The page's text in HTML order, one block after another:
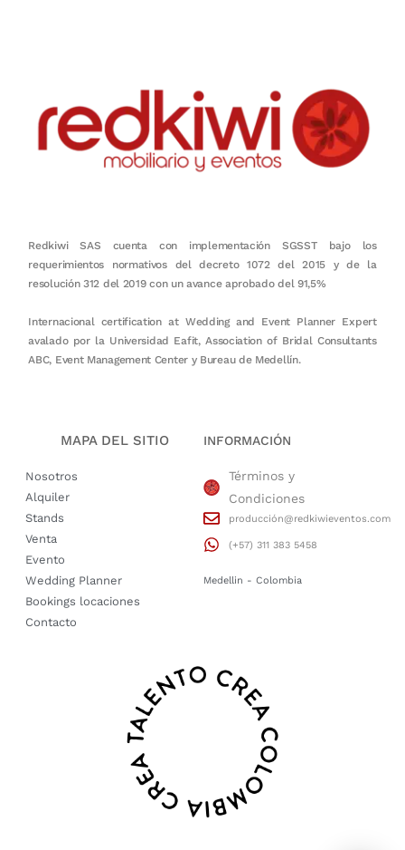
Redkiwi SAS cuenta con implementación SGSST bajo los
requerimientos normativos del decreto 1072 del 2015 y de la
resolución 312 del 2019 con un avance aprobado del 91,5%
Internacional certification at Wedding and Event Planner Expert
avalado por la Universidad Eafit, Association of Bridal Consultants
ABC, Event Management Center y Bureau de Medellín.
MAPA DEL SITIO
Nosotros
Alquiler
Stands
Venta
Evento
Wedding Planner
Bookings locaciones
Contacto
INFORMACIÓN
Términos y
Condiciones
producción@redkiwieventos.com
(+57) 311 383 5458
Medellin - Colombia